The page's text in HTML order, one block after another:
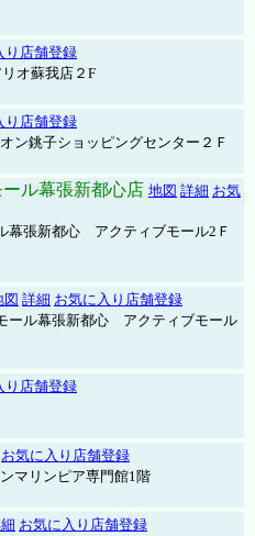
り店舗登録
オ蘇我店２F
り店舗登録
ン銚子ショッピングセンター２Ｆ
ル幕張新都心店 地図 詳細 お気
張新都心 アクティブモール2Ｆ
図 詳細 お気に入り店舗登録
ール幕張新都心 アクティブモール
り店舗登録
お気に入り店舗登録
マリンピア専門館1階
お気に入り店舗登録